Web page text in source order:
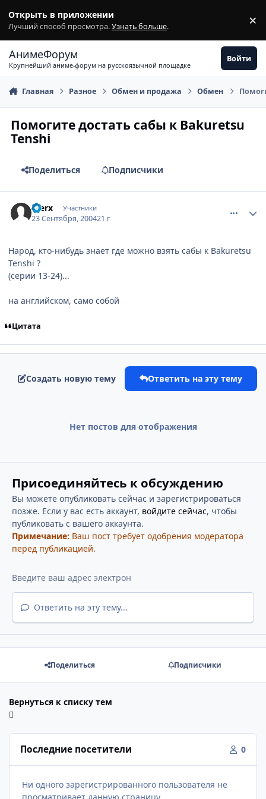
Открыть в приложении
Лучший способ просмотра.Узнать больше. ×
АнимеФорум
Крупнейший аниме-форум на русскоязычной площадке
Войти
Главная Разное Обмен и продажа Обмен
Помогите достать сабы к Bakuretsu
Tenshi
Поделиться Подписчики
Sterx Участники
23 Сентября, 200421 г
Народ, кто-нибудь знает где можно взять сабы к Bakuretsu
Tenshi ?
(серии 13-24)...
на английском, само собой
Цитата
Создать новую тему Ответить на эту тему
Нет постов для отображения
Присоединяйтесь к обсуждению
Вы можете опубликовать сейчас и зарегистрироваться
позже. Если у вас есть аккаунт, войдите сейчас, чтобы
публиковать с вашего аккаунта.
Примечание: Ваш пост требует одобрения модератора
перед публикацией.
Ответить на эту тему...
Поделиться Подписчики
Вернуться к списку тем
Последние посетители 0
Ни одного зарегистрированного пользователя не